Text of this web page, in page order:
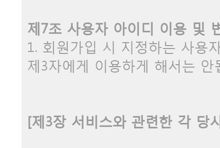
제7조 사용자 아이디 이용 및
1. 회원가입 시 지정하는 사용
제3자에게 이용하게 해서는 안
[제3장 서비스와 관련한 각 당